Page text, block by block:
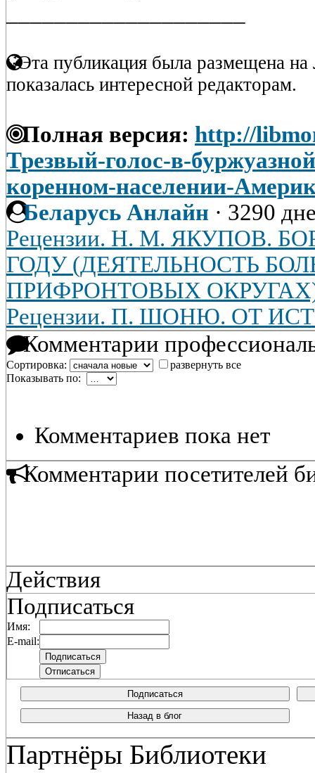
Эта публикация была размещена на
показалась интересной редакторам.
Полная версия: http://
Трезвый-голос-в-
коренном-населении-
Беларусь Анлайн · 3290
Рецензии. Н. М. ЯКУПОВ.
ГОДУ (ДЕЯТЕЛЬНОСТЬ
ПРИФРОНТОВЫХ
Рецензии. П. ШОНЮ. ОТ
Комментарии
Сортировка:
развернуть все
Показывать по:
Комментариев пока нет
Комментарии посетителей
Действия
Подписаться
Имя:
E-mail:
Подписаться
Назад в блог
Партнёры Библиотеки